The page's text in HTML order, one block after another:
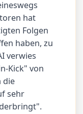
hat
Folgen
haben, zu
verwies
Kick" von
die
sehr